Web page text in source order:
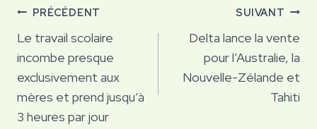
Navigation
de
l’article
PRÉCÉDENT
Le travail scolaire
incombe presque
exclusivement aux
mères et prend jusqu’à
3 heures par jour
SUIVANT
Delta lance la vente
pour l’Australie, la
Nouvelle-Zélande et
Tahiti